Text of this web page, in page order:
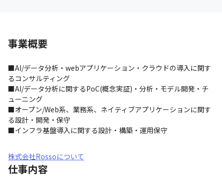
事業概要
■AI/データ分析・webアプリケーション・クラウドの導入に関す
るコンサルティング
■AI/データ分析に関するPoC(概念実証)・分析・モデル開発・チ
ューニング
■オープン/Web系、業務系、ネイティブアプリケーションに関す
る設計・開発・保守
■インフラ基盤導入に関する設計・構築・運用保守
株式会社Rossoについて
仕事内容